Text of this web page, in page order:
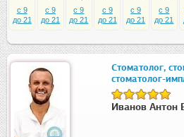
c 9
до 21
c 9
до 21
c 9
до 21
c 9
до 21
c 9
до 21
c 9
до 21
Стоматолог,
стоматолог-
Иванов Антон